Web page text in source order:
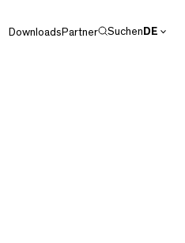
Downloads Partner Suchen DE